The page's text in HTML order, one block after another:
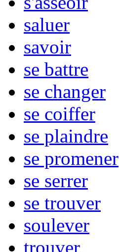
saluer
savoir
se battre
se changer
se coiffer
se plaindre
se promener
se serrer
se trouver
soulever
trouver